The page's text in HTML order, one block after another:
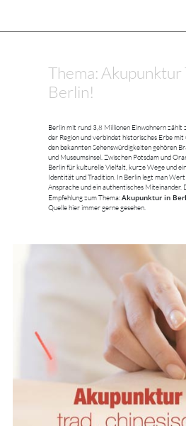
Thema: Akupunktur
Berlin!
Berlin mit rund 3,8 Millionen Einwohnern zählt
der Region und verbindet historisches Erbe
den bekannten Sehenswürdigkeiten gehören
und Museumsinsel. Zwischen Potsdam und
Berlin für kulturelle Vielfalt, kurze Wege und
Identität und Tradition. In Berlin legt man
Ansprache und ein authentisches Miteinander.
Empfehlung zum Thema:Akupunktur in
Quelle hier immer gerne gesehen.